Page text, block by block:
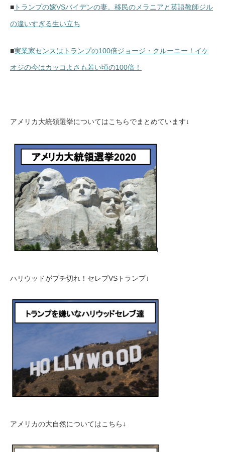
■ トランプの嫁VSバイデンの妻。移民のメラニアと英語教師ジル
の違いすぎる生い立ち
■実業家センスはトランプの100倍ジョージ・クルーニー！ イケ
オジの今はカッコよさも若い頃の100倍！
アメリカ大統領選挙についてはこちらでまとめています↓
ハリウッドがブチ切れ！セレブVSトランプ↓
アメリカの大自然についてはこちら↓